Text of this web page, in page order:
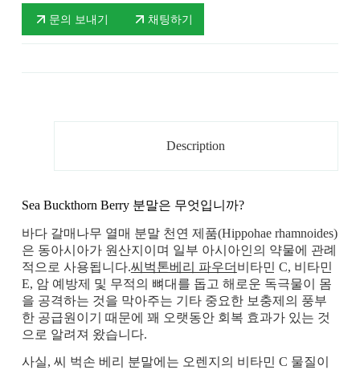
문의 보내기 채팅하기
Description
Sea Buckthorn Berry 분말은 무엇입니까?
바다 갈매나무 열매 분말 천연 제품(Hippohae rhamnoides)
은 동아시아가 원산지이며 일부 아시아인의 약물에 관례
적으로 사용됩니다.씨벅톤베리 파우더 비타민 C, 비타민
E, 암 예방제 및 무적의 뼈대를 돕고 해로운 독극물이 몸
을 공격하는 것을 막아주는 기타 중요한 보충제의 풍부
한 공급원이기 때문에 꽤 오랫동안 회복 효과가 있는 것
으로 알려져 왔습니다.
사실, 씨 벅손 베리 분말에는 오렌지의 비타민 C 물질이